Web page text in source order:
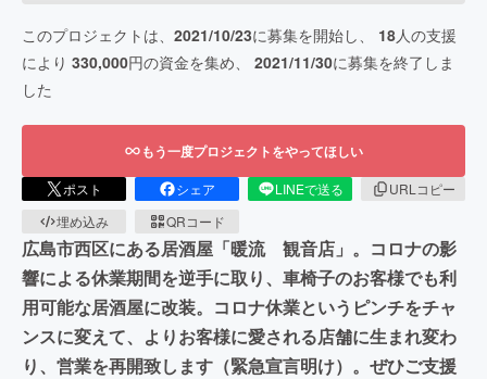
このプロジェクトは、 2021/10/23に募集を開始し、 18人の支援
により 330,000円の資金を集め、 2021/11/30に募集を終了しま
した
もう一度プロジェクトをやってほしい
ポスト シェア LINEで送る
URLコピー
埋め込み
QRコード
広島市西区にある居酒屋「暖流 観音店」。コロナの影
響による休業期間を逆手に取り、車椅子のお客様でも利
用可能な居酒屋に改装。コロナ休業というピンチをチャ
ンスに変えて、よりお客様に愛される店舗に生まれ変わ
り、営業を再開致します（緊急宣言明け）。ぜひご支援